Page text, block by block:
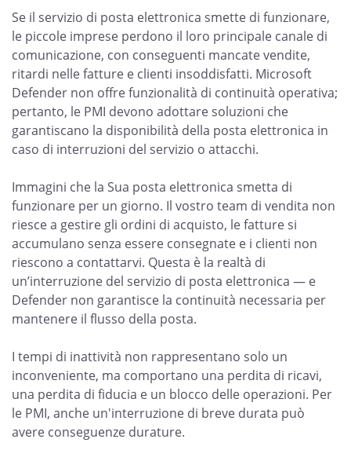
Se il servizio di posta elettronica smette di funzionare,
le piccole imprese perdono il loro principale canale di
comunicazione, con conseguenti mancate vendite,
ritardi nelle fatture e clienti insoddisfatti. Microsoft
Defender non offre funzionalità di continuità operativa;
pertanto, le PMI devono adottare soluzioni che
garantiscano la disponibilità della posta elettronica in
caso di interruzioni del servizio o attacchi.
Immagini che la Sua posta elettronica smetta di
funzionare per un giorno. Il vostro team di vendita non
riesce a gestire gli ordini di acquisto, le fatture si
accumulano senza essere consegnate e i clienti non
riescono a contattarvi. Questa è la realtà di
un’interruzione del servizio di posta elettronica — e
Defender non garantisce la continuità necessaria per
mantenere il flusso della posta.
I tempi di inattività non rappresentano solo un
inconveniente, ma comportano una perdita di ricavi,
una perdita di fiducia e un blocco delle operazioni. Per
le PMI, anche un'interruzione di breve durata può
avere conseguenze durature.